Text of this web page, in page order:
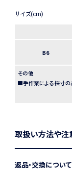
B6
その他
■手作業による採寸の
取扱い方法や注
返品・交換について